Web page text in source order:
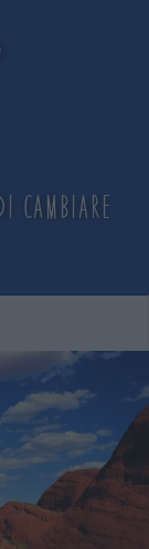
di cambiare